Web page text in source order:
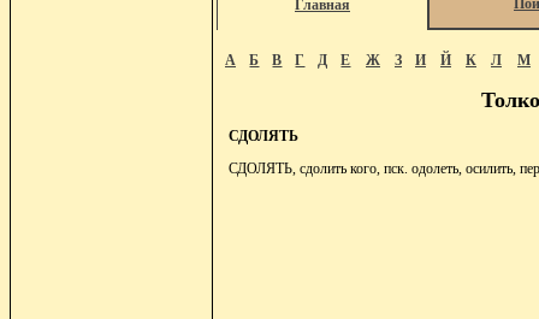
Главная
А Б В Г Д Е Ж З И Й К Л М
СДОЛЯТЬ
СДОЛЯТЬ, сдолить кого, пск. одолеть, осилить,